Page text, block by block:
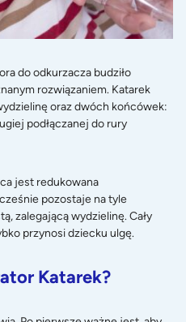
do odkurzacza budziło
rozwiązaniem. Katarek
oraz dwóch końcówek:
podłączanej do rury
jest redukowana
pozostaje na tyle
zalegającą wydzielinę. Cały
przynosi dziecku ulgę.
Katarek?